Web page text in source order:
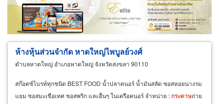
ขายส่ง ขายปลีก ผู้ผลิต
ตัวแทนจัดจำหน่าย
ผู้ส่งออก/นำเข้า
ธุรกิจบริการ
ห้างหุ้นส่วนจำกัด หาดใหญ่ไพบูลย์วงศ์
ตำบลหาดใหญ่ อำเภอหาดใหญ่ จังหวัดสงขลา 90110
สก๊อตซ์ไบรท์ทุกชนิด BEST FOOD น้ำปลาคนอร์ น้ำมันสลัด ซอสหอยนางรม
แยม ซอสมะเขือเทศ ซอสพริก และอื่นๆ ในเครือคนอร์ จำหน่าย : กระดาษถ่าย